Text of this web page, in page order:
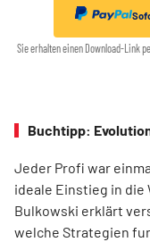
Sie erhalten einen Download-Link
Buchtipp:
Jeder Profi war
ideale Einstieg in die
Bulkowski erklärt
welche Strategien